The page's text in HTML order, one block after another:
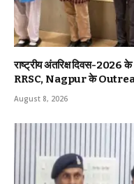
राष्ट्रीय अंतरिक्ष दिवस-
RRSC, Nagpur के
August 8, 2026